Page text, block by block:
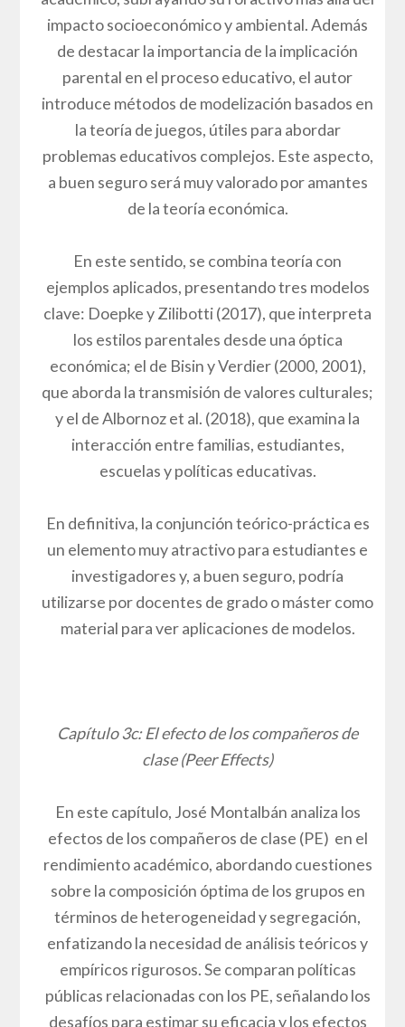
impacto socioeconómico y ambiental. Además
de destacar la importancia de la implicación
parental en el proceso educativo, el autor
introduce métodos de modelización basados en
la teoría de juegos, útiles para abordar
problemas educativos complejos. Este aspecto,
a buen seguro será muy valorado por amantes
de la teoría económica.
En este sentido, se combina teoría con
ejemplos aplicados, presentando tres modelos
clave: Doepke y Zilibotti (2017), que interpreta
los estilos parentales desde una óptica
económica; el de Bisin y Verdier (2000, 2001),
que aborda la transmisión de valores culturales;
y el de Albornoz et al. (2018), que examina la
interacción entre familias, estudiantes,
escuelas y políticas educativas.
En definitiva, la conjunción teórico-práctica es
un elemento muy atractivo para estudiantes e
investigadores y, a buen seguro, podría
utilizarse por docentes de grado o máster como
material para ver aplicaciones de modelos.
Capítulo 3c: El efecto de los compañeros de
clase (Peer Effects)
En este capítulo, José Montalbán analiza los
efectos de los compañeros de clase (PE) en el
rendimiento académico, abordando cuestiones
sobre la composición óptima de los grupos en
términos de heterogeneidad y segregación,
enfatizando la necesidad de análisis teóricos y
empíricos rigurosos. Se comparan políticas
públicas relacionadas con los PE, señalando los
desafíos para estimar su eficacia y los efectos